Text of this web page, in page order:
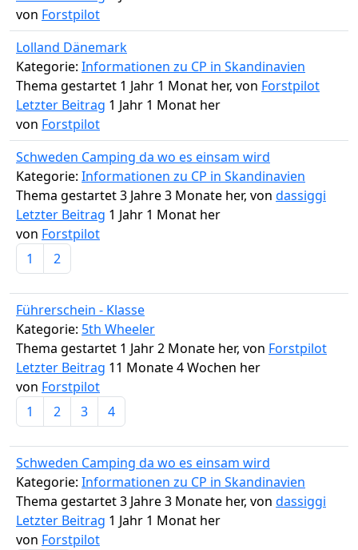
von Forstpilot
Lolland Dänemark
Kategorie: Informationen zu CP in Skandinavien
Thema gestartet 1 Jahr 1 Monat her, von Forstpilot
Letzter Beitrag 1 Jahr 1 Monat her
von Forstpilot
Schweden Camping da wo es einsam wird
Kategorie: Informationen zu CP in Skandinavien
Thema gestartet 3 Jahre 3 Monate her, von dassiggi
Letzter Beitrag 1 Jahr 1 Monat her
von Forstpilot
1
2
Führerschein - Klasse
Kategorie: 5th Wheeler
Thema gestartet 1 Jahr 2 Monate her, von Forstpilot
Letzter Beitrag 11 Monate 4 Wochen her
von Forstpilot
1
2 3 4
Schweden Camping da wo es einsam wird
Kategorie: Informationen zu CP in Skandinavien
Thema gestartet 3 Jahre 3 Monate her, von dassiggi
Letzter Beitrag 1 Jahr 1 Monat her
von Forstpilot